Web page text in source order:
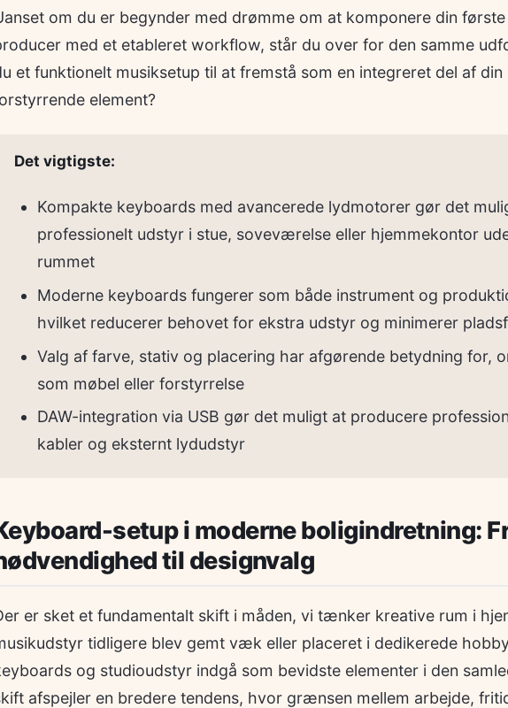
om du er begynder med drømme om at komponere din
med et etableret workflow, står du over for den samme
et funktionelt musiksetup til at fremstå som en integreret del af
element?
Det vigtigste:
Kompakte keyboards med avancerede lydmotorer gør det
professionelt udstyr i stue, soveværelse eller hjemmekontor
rummet
Moderne keyboards fungerer som både instrument og
hvilket reducerer behovet for ekstra udstyr og minimerer
Valg af farve, stativ og placering har afgørende betydning for,
som møbel eller forstyrrelse
DAW-integration via USB gør det muligt at producere
kabler og eksternt lydudstyr
setup i moderne boligindretning:
til designvalg
er sket et fundamentalt skift i måden, vi tænker kreative rum i
tidligere blev gemt væk eller placeret i dedikerede
og studioudstyr indgå som bevidste elementer i den
afspejler en bredere tendens, hvor grænsen mellem arbejde,